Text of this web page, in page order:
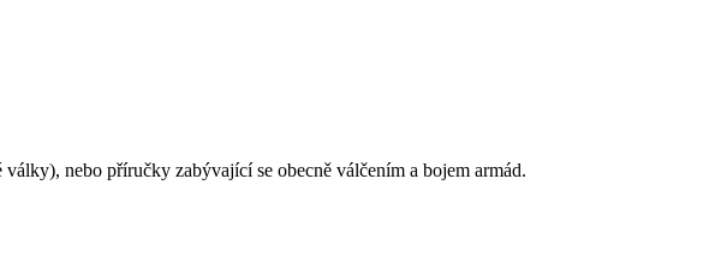
nebo příručky zabývající se obecně válčením a bojem armád.